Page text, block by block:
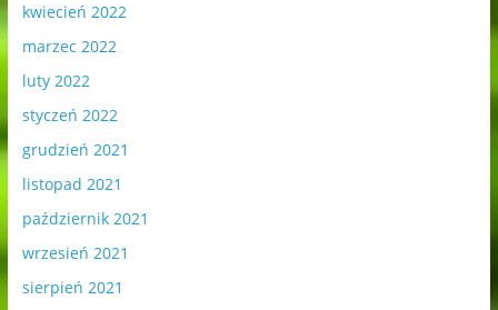
kwiecień 2022
marzec 2022
luty 2022
styczeń 2022
grudzień 2021
listopad 2021
październik 2021
wrzesień 2021
sierpień 2021